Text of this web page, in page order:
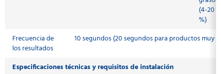
(4-20
%)
Frecuencia de
los resultados
10 segundos (20 segundos para productos muy
Especificaciones técnicas y requisitos de instalación